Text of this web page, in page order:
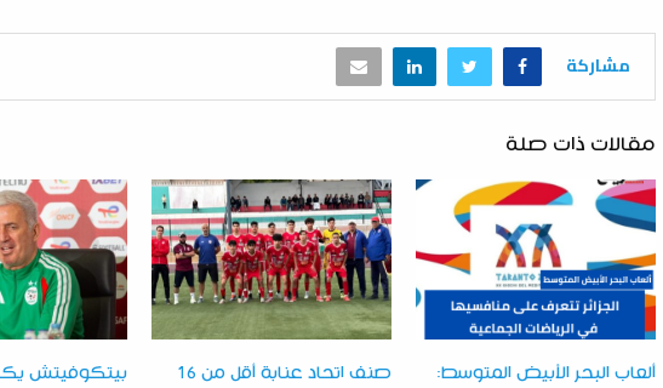
مشاركة
مقالات ذات صلة
ألعاب البحر الأبيض المتوسط:
صنف اتحاد عنابة أقل من 16
بيتكوفيتش